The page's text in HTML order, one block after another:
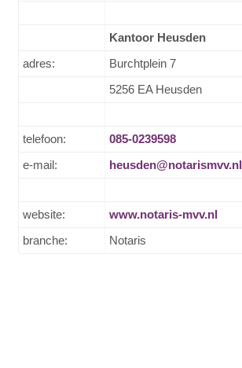
Kantoor Heusden
adres:
Burchtplein 7
5256 EA Heusden
telefoon:
085-0239598
e-mail:
heusden@notarismvv.nl
website:
www.notaris-mvv.nl
branche:
Notaris